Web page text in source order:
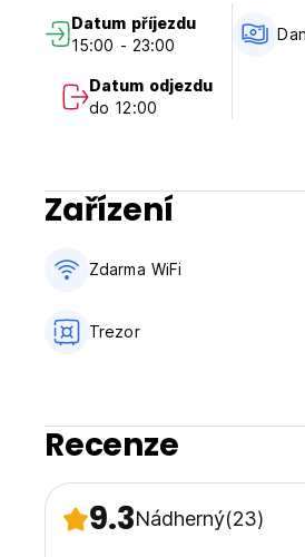
Datum příjezdu
15:00 - 23:00
Datum odjezdu
do 12:00
Zařízení
Zdarma WiFi
Trezor
Recenze
9.3Nádherný(23)